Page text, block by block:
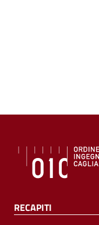
RECAPITI